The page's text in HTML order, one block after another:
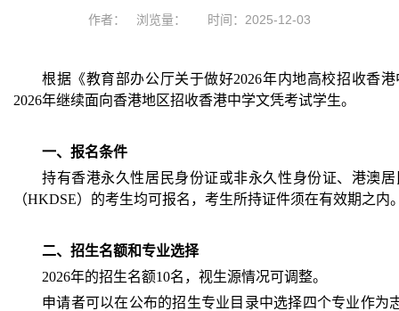
作者： 浏览量： 时间：2025-12-03
根据《教育部办公厅关于做好2026年内地高校招收香
2026年继续面向香港地区招收香港中学文凭考试学生。
一、报名条件
持有香港永久性居民身份证或非永久性身份证、港澳
（HKDSE）的考生均可报名，考生所持证件须在有效期之内
二、招生名额和专业选择
2026年的招生名额10名，视生源情况可调整。
申请者可以在公布的招生专业目录中选择四个专业作